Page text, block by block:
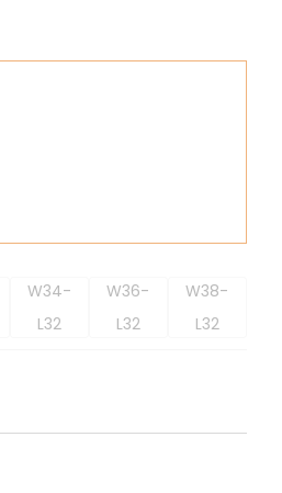
W34-
L32
W36-
L32
W38-
L32